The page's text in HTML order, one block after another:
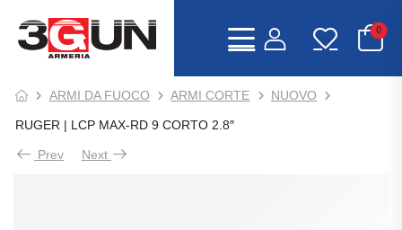
0
ARMI DA FUOCO ARMI CORTE NUOVO
RUGER | LCP MAX-RD 9 CORTO 2.8″
Prev Next